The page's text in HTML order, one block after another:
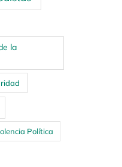
la
Política